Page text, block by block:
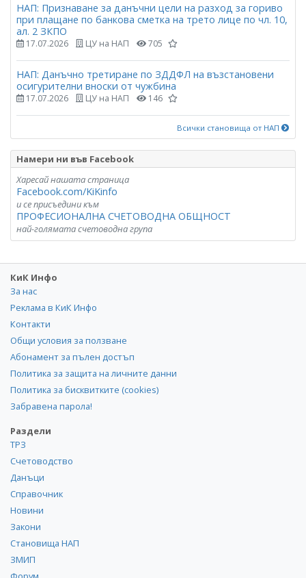
НАП: Признаване за данъчни цели на разход за гориво
при плащане по банкова сметка на трето лице по чл. 10,
ал. 2 ЗКПО
17.07.2026 ЦУ на НАП 705
НАП: Данъчно третиране по ЗДДФЛ на възстановени
осигурителни вноски от чужбина
17.07.2026 ЦУ на НАП 146
Всички становища от НАП
Намери ни във Facebook
Харесай нашата страница
Facebook.com/KiKinfo
и се присъедини към
ПРОФЕСИОНАЛНА СЧЕТОВОДНА ОБЩНОСТ
най-голямата счетоводна група
КиК Инфо
За нас
Реклама в КиК Инфо
Контакти
Общи условия за ползване
Абонамент за пълен достъп
Политика за защита на личните данни
Политика за бисквитките (cookies)
Забравена парола!
Раздели
ТРЗ
Счетоводство
Данъци
Справочник
Новини
Закони
Становища НАП
ЗМИП